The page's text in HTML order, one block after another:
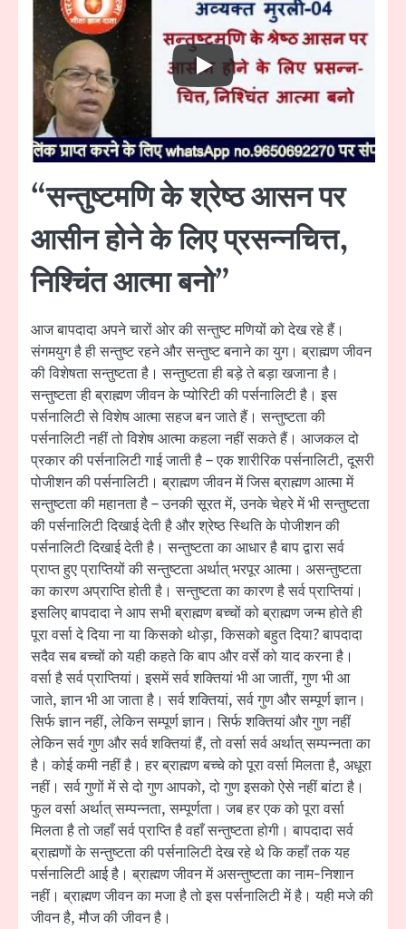
“सन्तुष्टमणि के श्रेष्ठ आसन पर
आसीन होने के लिए प्रसन्नचित्त,
निश्चिंत आत्मा बनो”
आज बापदादा अपने चारों ओर की सन्तुष्ट मणियों को देख रहे हैं।
संगमयुग है ही सन्तुष्ट रहने और सन्तुष्ट बनाने का युग। ब्राह्मण जीवन
की विशेषता सन्तुष्टता है। सन्तुष्टता ही बड़े ते बड़ा खजाना है।
सन्तुष्टता ही ब्राह्मण जीवन के प्योरिटी की पर्सनालिटी है। इस
पर्सनालिटी से विशेष आत्मा सहज बन जाते हैं। सन्तुष्टता की
पर्सनालिटी नहीं तो विशेष आत्मा कहला नहीं सकते हैं। आजकल दो
प्रकार की पर्सनालिटी गाई जाती है – एक शारीरिक पर्सनालिटी, दूसरी
पोजीशन की पर्सनालिटी। ब्राह्मण जीवन में जिस ब्राह्मण आत्मा में
सन्तुष्टता की महानता है – उनकी सूरत में, उनके चेहरे में भी सन्तुष्टता
की पर्सनालिटी दिखाई देती है और श्रेष्ठ स्थिति के पोजीशन की
पर्सनालिटी दिखाई देती है। सन्तुष्टता का आधार है बाप द्वारा सर्व
प्राप्त हुए प्राप्तियों की सन्तुष्टता अर्थात् भरपूर आत्मा। असन्तुष्टता
का कारण अप्राप्ति होती है। सन्तुष्टता का कारण है सर्व प्राप्तियां।
इसलिए बापदादा ने आप सभी ब्राह्मण बच्चों को ब्राह्मण जन्म होते ही
पूरा वर्सा दे दिया ना या किसको थोड़ा, किसको बहुत दिया? बापदादा
सदैव सब बच्चों को यही कहते कि बाप और वर्से को याद करना है।
वर्सा है सर्व प्राप्तियां। इसमें सर्व शक्तियां भी आ जातीं, गुण भी आ
जाते, ज्ञान भी आ जाता है। सर्व शक्तियां, सर्व गुण और सम्पूर्ण ज्ञान।
सिर्फ ज्ञान नहीं, लेकिन सम्पूर्ण ज्ञान। सिर्फ शक्तियां और गुण नहीं
लेकिन सर्व गुण और सर्व शक्तियां हैं, तो वर्सा सर्व अर्थात् सम्पन्नता का
है। कोई कमी नहीं है। हर ब्राह्मण बच्चे को पूरा वर्सा मिलता है, अधूरा
नहीं। सर्व गुणों में से दो गुण आपको, दो गुण इसको ऐसे नहीं बांटा है।
फुल वर्सा अर्थात् सम्पन्नता, सम्पूर्णता। जब हर एक को पूरा वर्सा
मिलता है तो जहाँ सर्व प्राप्ति है वहाँ सन्तुष्टता होगी। बापदादा सर्व
ब्राह्मणों के सन्तुष्टता की पर्सनालिटी देख रहे थे कि कहाँ तक यह
पर्सनालिटी आई है। ब्राह्मण जीवन में असन्तुष्टता का नाम-निशान
नहीं। ब्राह्मण जीवन का मजा है तो इस पर्सनालिटी में है। यही मजे की
जीवन है, मौज की जीवन है।